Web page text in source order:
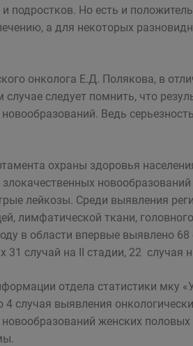
и подростков. Но есть и
а для некоторых
онколога Е.Д. Полякова, в
следует помнить, что
Ведь
охраны здоровья
лейкозы. Среди выявления
лимфатической ткани,
в области впервые выявлено
31 случай на II стадии, 22 случая
отдела статистики мку
4 случая выявления
женских